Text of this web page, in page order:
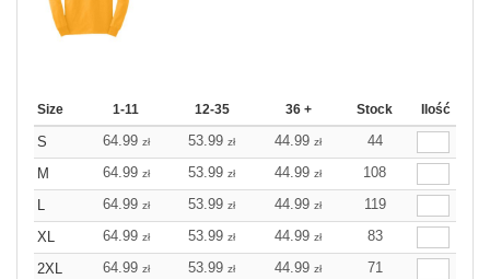
Size 1-11 12-35 36 + Stock Ilość
S 64.99 zł 53.99 zł 44.99 zł
44
M
64.99 zł 53.99 zł 44.99 zł
108
L
64.99 zł 53.99 zł 44.99 zł
119
XL
64.99 zł 53.99 zł 44.99 zł
83
2XL
64.99 zł 53.99 zł 44.99 zł
71